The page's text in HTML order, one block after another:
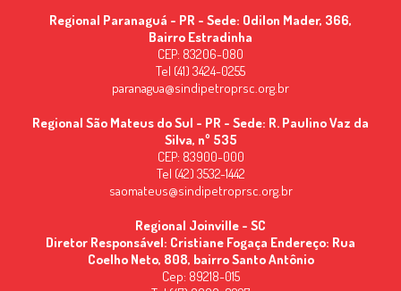
Regional Paranaguá - PR - Sede: Odilon Mader, 366,
Bairro Estradinha
CEP: 83206-080
Tel (41) 3424-0255
paranagua@sindipetroprsc.org.br
Regional São Mateus do Sul - PR - Sede: R. Paulino Vaz da
Silva, nº 535
CEP: 83900-000
Tel (42) 3532-1442
saomateus@sindipetroprsc.org.br
Regional Joinville - SC
Diretor Responsável: Cristiane Fogaça Endereço: Rua
Coelho Neto, 808, bairro Santo Antônio
Cep: 89218-015